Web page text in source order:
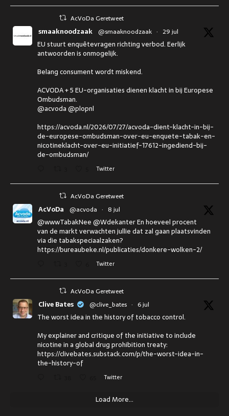
AcVoDa Geretweet
smaaknoodzaak @smaaknoodzaak · 29 jul
EU stuurt enquêtevragen richting verbod. Eerlijk
antwoorden is onmogelijk.
Belang consument wordt miskend.
ACVODA + 5 EU-organisaties dienen klacht in bij Europese
Ombudsman.
@acvoda @plopnl
https://acvoda.nl/2026/07/27/acvoda-dient-klacht-in-bij-
de-europese-ombudsman-over-eu-enquete-tabak-en-
nicotineklacht-over-eu-initiatief-17612-ingediend-bij-
de-ombudsman/
Twitter
AcVoDa Geretweet
AcVoDa @acvoda · 8 jul
@wwwTabakNee @Wdekanter En hoeveel procent
van de markt verwachten jullie dat zal gaan plaatsvinden
via die tabakspeciaalzaken?
https://bureaubeke.nl/publicaties/donkere-wolken-2/
Twitter
AcVoDa Geretweet
Clive Bates @clive_bates · 6 jul
The worst idea in the history of tobacco control.
My explainer and critique of the initiative to include
nicotine in a global drug prohibition treaty:
https://clivebates.substack.com/p/the-worst-idea-in-
the-history-of
Twitter
Load More...